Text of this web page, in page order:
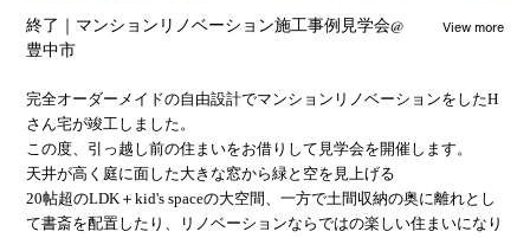
終了｜マンションリノベーション施工事例見学会@
豊中市
View more
完全オーダーメイドの自由設計でマンションリノベーションをしたH
さん宅が竣工しました。
この度、引っ越し前の住まいをお借りして見学会を開催します。
天井が高く庭に面した大きな窓から緑と空を見上げる
20帖超のLDK＋kid's spaceの大空間、一方で土間収納の奥に離れとし
て書斎を配置したり、リノベーションならではの楽しい住まいになり